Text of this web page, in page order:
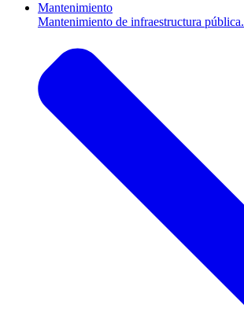
Mantenimiento
Mantenimiento de infraestructura pública.